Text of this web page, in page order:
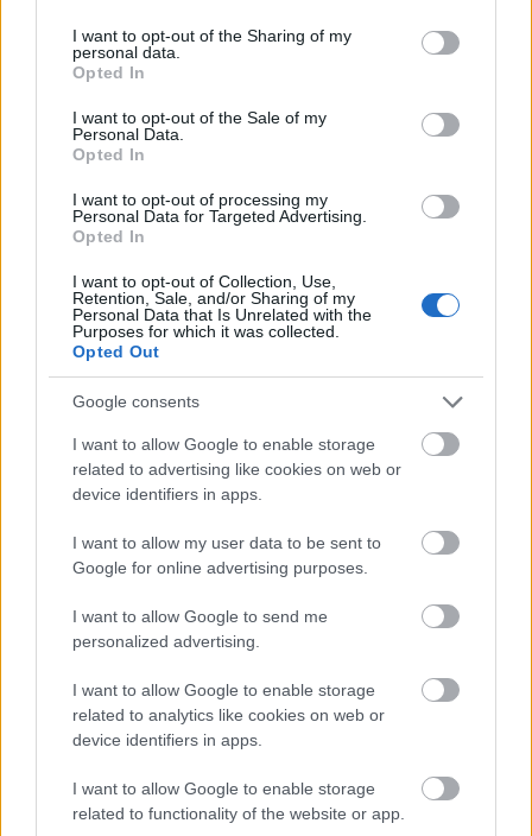
not limited to your visit or usage behaviour. You may click to
grant or deny consent to Google and its third-party tags to
use your data for below specified purposes in below Google
consent section.
I want to opt-out of the Sharing of my
personal data.
Opted In
I want to opt-out of the Sale of my
Personal Data.
Opted In
I want to opt-out of processing my
Personal Data for Targeted Advertising.
Opted In
I want to opt-out of Collection, Use,
Retention, Sale, and/or Sharing of my
Personal Data that Is Unrelated with the
Purposes for which it was collected.
Opted Out
Google consents
I want to allow Google to enable storage
related to advertising like cookies on web or
device identifiers in apps.
I want to allow my user data to be sent to
Google for online advertising purposes.
I want to allow Google to send me
personalized advertising.
I want to allow Google to enable storage
related to analytics like cookies on web or
device identifiers in apps.
I want to allow Google to enable storage
related to functionality of the website or app.
Címkék:kerékpár hegyvidék
Gyermekek Háza építkezés - csak
felnőtteknek
Kukaroncsok pótolva
Dob utca 37. közpark